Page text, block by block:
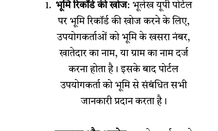
भूमि रिकॉर्ड की खोज: भूलेख यूपी पोर्टल
पर भूमि रिकॉर्ड की खोज करने के लिए,
उपयोगकर्ताओं को भूमि के खसरा नंबर,
खातेदार का नाम, या ग्राम का नाम दर्ज
करना होता है। इसके बाद पोर्टल
उपयोगकर्ता को भूमि से संबंधित सभी
जानकारी प्रदान करता है।